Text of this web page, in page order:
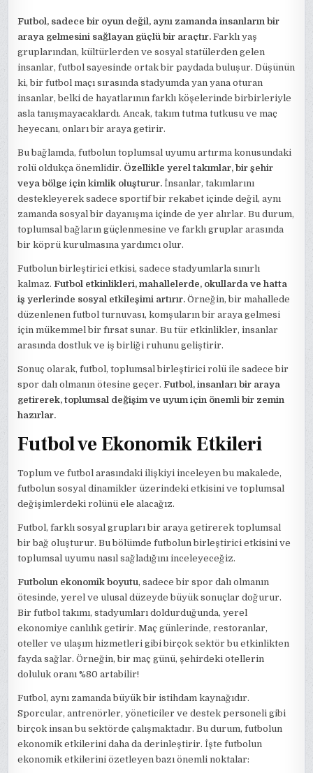
Futbol, sadece bir oyun değil, aynı zamanda insanların bir
araya gelmesini sağlayan güçlü bir araçtır. Farklı yaş
gruplarından, kültürlerden ve sosyal statülerden gelen
insanlar, futbol sayesinde ortak bir paydada buluşur. Düşünün
ki, bir futbol maçı sırasında stadyumda yan yana oturan
insanlar, belki de hayatlarının farklı köşelerinde birbirleriyle
asla tanışmayacaklardı. Ancak, takım tutma tutkusu ve maç
heyecanı, onları bir araya getirir.
Bu bağlamda, futbolun toplumsal uyumu artırma konusundaki
rolü oldukça önemlidir. Özellikle yerel takımlar, bir şehir
veya bölge için kimlik oluşturur. İnsanlar, takımlarını
destekleyerek sadece sportif bir rekabet içinde değil, aynı
zamanda sosyal bir dayanışma içinde de yer alırlar. Bu durum,
toplumsal bağların güçlenmesine ve farklı gruplar arasında
bir köprü kurulmasına yardımcı olur.
Futbolun birleştirici etkisi, sadece stadyumlarla sınırlı
kalmaz.Futbol etkinlikleri, mahallelerde, okullarda ve hatta
iş yerlerinde sosyal etkileşimi artırır. Örneğin, bir mahallede
düzenlenen futbol turnuvası, komşuların bir araya gelmesi
için mükemmel bir fırsat sunar. Bu tür etkinlikler, insanlar
arasında dostluk ve iş birliği ruhunu geliştirir.
Sonuç olarak, futbol, toplumsal birleştirici rolü ile sadece bir
spor dalı olmanın ötesine geçer.Futbol, insanları bir araya
getirerek, toplumsal değişim ve uyum için önemli bir zemin
hazırlar.
Futbol ve Ekonomik Etkileri
Toplum ve futbol arasındaki ilişkiyi inceleyen bu makalede,
futbolun sosyal dinamikler üzerindeki etkisini ve toplumsal
değişimlerdeki rolünü ele alacağız.
Futbol, farklı sosyal grupları bir araya getirerek toplumsal
bir bağ oluşturur. Bu bölümde futbolun birleştirici etkisini ve
toplumsal uyumu nasıl sağladığını inceleyeceğiz.
Futbolun ekonomik boyutu, sadece bir spor dalı olmanın
ötesinde, yerel ve ulusal düzeyde büyük sonuçlar doğurur.
Bir futbol takımı, stadyumları doldurduğunda, yerel
ekonomiye canlılık getirir. Maç günlerinde, restoranlar,
oteller ve ulaşım hizmetleri gibi birçok sektör bu etkinlikten
fayda sağlar. Örneğin, bir maç günü, şehirdeki otellerin
doluluk oranı %80 artabilir!
Futbol, aynı zamanda büyük bir istihdam kaynağıdır.
Sporcular, antrenörler, yöneticiler ve destek personeli gibi
birçok insan bu sektörde çalışmaktadır. Bu durum, futbolun
ekonomik etkilerini daha da derinleştirir. İşte futbolun
ekonomik etkilerini özetleyen bazı önemli noktalar: